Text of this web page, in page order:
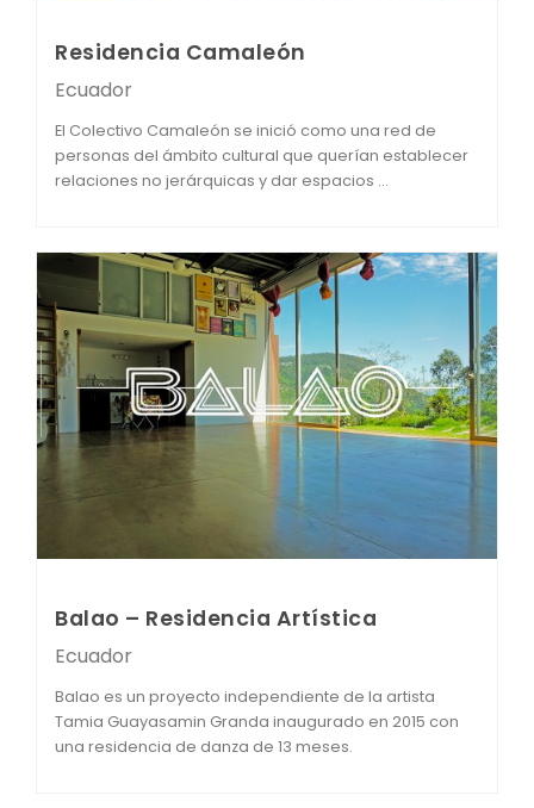
Residencia Camaleón
Ecuador
El Colectivo Camaleón se inició como una red de
personas del ámbito cultural que querían establecer
relaciones no jerárquicas y dar espacios ...
Balao – Residencia Artística
Ecuador
Balao es un proyecto independiente de la artista
Tamia Guayasamin Granda inaugurado en 2015 con
una residencia de danza de 13 meses.